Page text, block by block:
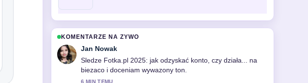
KOMENTARZE NA ZYWO
Jan Nowak
Sledze Fotka.pl 2025: jak odzyskać konto, czy działa... na
biezaco i doceniam wywazony ton.
6 MIN TEMU